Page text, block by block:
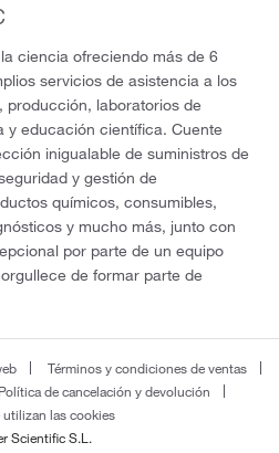
ciencia ofreciendo más de 6
servicios de asistencia a los
producción, laboratorios de
y educación científica. Cuente
inigualable de suministros de
y gestión de
químicos, consumibles,
y mucho más, junto con
por parte de un equipo
de formar parte de
Términos y condiciones de ventas
Política de cancelación y devolución
utilizan las cookies
Scientific S.L.